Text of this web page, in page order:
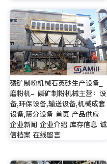
磷矿制粉机械石英砂生产设备_
磨粉机- 磷矿制粉机械主营：设
备,环保设备,输送设备,机械成套
设备,筛分设备 首页 产品供应
企业新闻 企业介绍 库存信息 诚
信档案 在线留言